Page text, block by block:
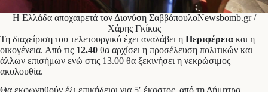
Η Ελλάδα αποχαιρετά τον Διονύση ΣαββόπουλοNewsbomb.gr /
Χάρης Γκίκας
Τη διαχείριση του τελετουργικό έχει αναλάβει η Περιφέρεια και η
οικογένεια. Από τις 12.40 θα αρχίσει η προσέλευση πολιτικών και
άλλων επισήμων ενώ στις 13.00 θα ξεκινήσει η νεκρώσιμος
ακολουθία.